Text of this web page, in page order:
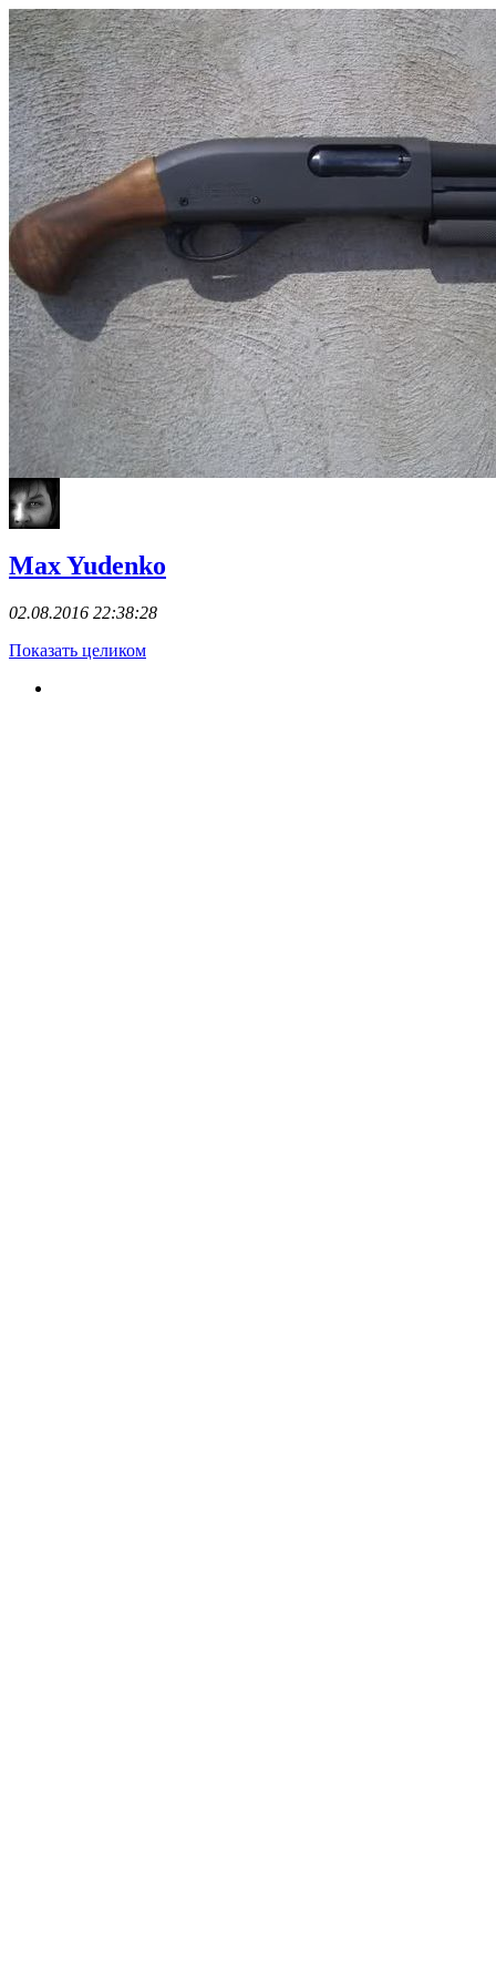
Max Yudenko
02.08.2016 22:38:28
Показать целиком